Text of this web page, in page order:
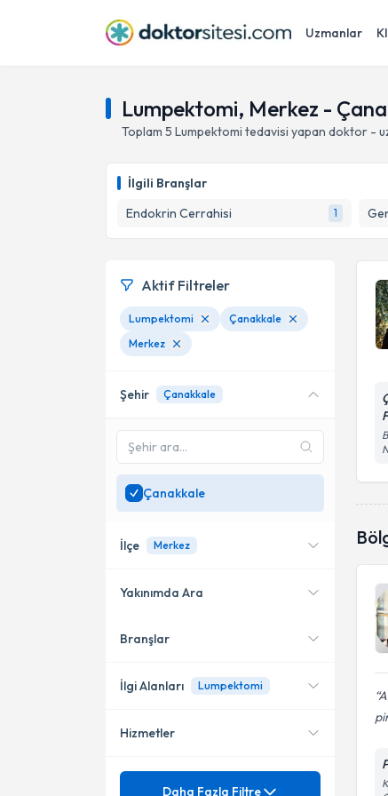
Uzmanlar
Lumpektomi, Merkez -
Toplam 5 Lumpektomi tedavisi yapan doktor -
İlgili Branşlar
Endokrin Cerrahisi
1
Aktif Filtreler
Lumpektomi
Çanakkale
Merkez
Şehir Çanakkale
Çanakkale
İlçe Merkez
Merkez
Yakınımda Ara
Konumuma yakın uzmanları
Branşlar
Endokrin Cerrahisi
Genel Cerrahi
İlgi Alanları Lumpektomi
Acil Cerrahi
Hizmetler
Mezuniyet
Daha Fazla Filtre